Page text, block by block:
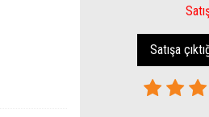
Satışa